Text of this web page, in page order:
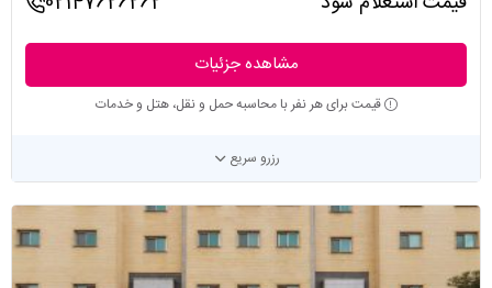
مشاهده جزئیات
قیمت برای هر نفر با محاسبه حمل و نقل، هتل و خدمات
رزرو سریع